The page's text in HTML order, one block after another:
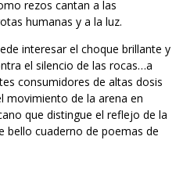
rezos cantan a las
humanas y a la luz.
interesar el choque brillante y
el silencio de las rocas…a
consumidores de altas dosis
movimiento de la arena en
que distingue el reflejo de la
bello cuaderno de poemas de